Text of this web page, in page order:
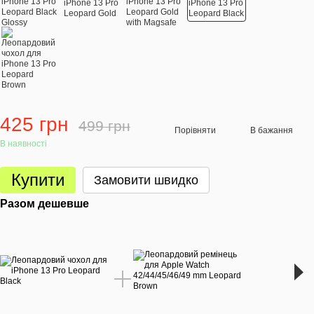
425 грн 499 грн
В наявності
Порівняти В бажання
Купити Замовити швидко
Разом дешевше